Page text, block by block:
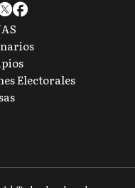
Electorales